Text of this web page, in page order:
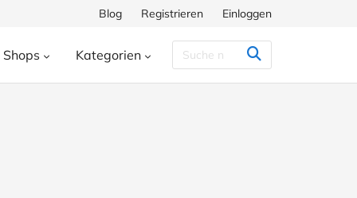
Blog Registrieren Einloggen
Shops Kategorien